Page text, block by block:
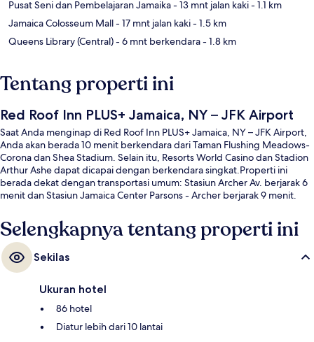
Pusat Seni dan Pembelajaran Jamaika- 13 mnt jalan kaki- 1.1 km
Jamaica Colosseum Mall- 17 mnt jalan kaki- 1.5 km
Queens Library (Central)- 6 mnt berkendara- 1.8 km
Tentang properti ini
Red Roof Inn PLUS+ Jamaica, NY – JFK Airport
Saat Anda menginap di Red Roof Inn PLUS+ Jamaica, NY – JFK Airport,
Anda akan berada 10 menit berkendara dari Taman Flushing Meadows-
Corona dan Shea Stadium. Selain itu, Resorts World Casino dan Stadion
Arthur Ashe dapat dicapai dengan berkendara singkat.Properti ini
berada dekat dengan transportasi umum: Stasiun Archer Av. berjarak 6
menit dan Stasiun Jamaica Center Parsons - Archer berjarak 9 menit.
Selengkapnya tentang properti ini
Sekilas
Ukuran hotel
86 hotel
Diatur lebih dari 10 lantai